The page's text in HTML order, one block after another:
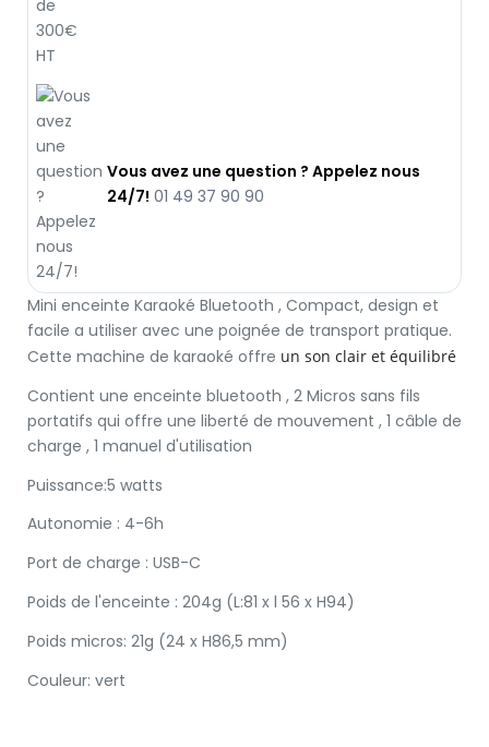
Vous avez une question ? Appelez nous
24/7! 01 49 37 90 90
Mini enceinte Karaoké Bluetooth , Compact, design et
facile a utiliser avec une poignée de transport pratique.
Cette machine de karaoké offre un son clair et équilibré
Contient une enceinte bluetooth , 2 Micros sans fils
portatifs qui offre une liberté de mouvement , 1 câble de
charge , 1 manuel d'utilisation
Puissance:5 watts
Autonomie : 4-6h
Port de charge : USB-C
Poids de l'enceinte : 204g (L:81 x l 56 x H94)
Poids micros: 21g (24 x H86,5 mm)
Couleur: vert